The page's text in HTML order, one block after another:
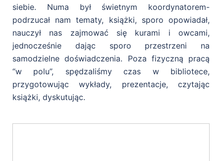
siebie. Numa był świetnym koordynatorem-
podrzucał nam tematy, książki, sporo opowiadał,
nauczył nas zajmować się kurami i owcami,
jednocześnie dając sporo przestrzeni na
samodzielne doświadczenia. Poza fizyczną pracą
“w polu”, spędzaliśmy czas w bibliotece,
przygotowując wykłady, prezentacje, czytając
książki, dyskutując.